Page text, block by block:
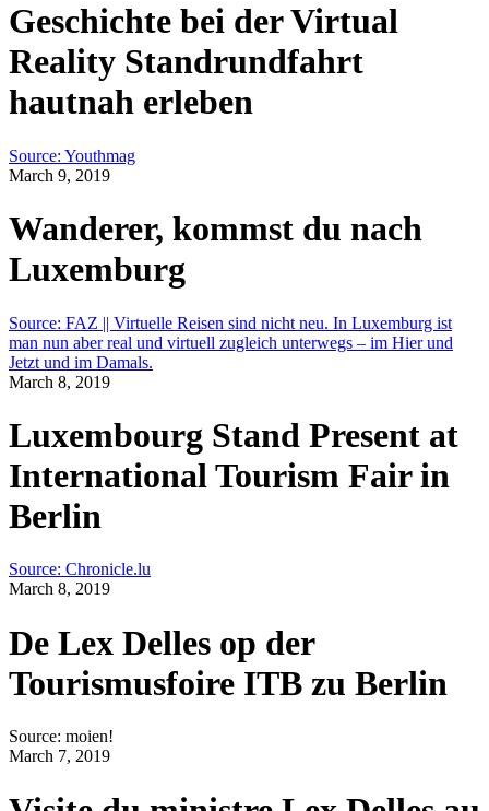
Geschichte bei der Virtual
Reality Standrundfahrt
hautnah erleben
Source: Youthmag
March 9, 2019
Wanderer, kommst du nach
Luxemburg
Source: FAZ || Virtuelle Reisen sind nicht neu. In Luxemburg ist
man nun aber real und virtuell zugleich unterwegs – im Hier und
Jetzt und im Damals.
March 8, 2019
Luxembourg Stand Present at
International Tourism Fair in
Berlin
Source: Chronicle.lu
March 8, 2019
De Lex Delles op der
Tourismusfoire ITB zu Berlin
Source: moien!
March 7, 2019